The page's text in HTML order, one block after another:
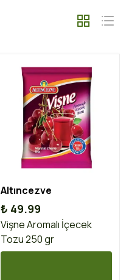
Altıncezve
₺ 49.99
Vişne Aromalı İçecek
Tozu 250 gr